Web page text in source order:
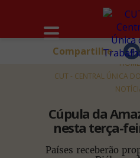
HOME
CUT - CENTRAL ÚNICA
Cúpula da
nesta terça-
Países receberão
Compartilhe